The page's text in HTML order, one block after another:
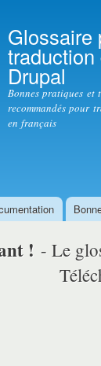
Glossaire
traduction
Drupal
Bonnes pratiques et
recommandés pour
en français
! - Le